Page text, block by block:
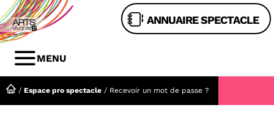
Aller
au
contenu
ANNUAIRE SPECTACLE
MENU
MENU
/ Espace pro spectacle / Recevoir un mot de passe ?